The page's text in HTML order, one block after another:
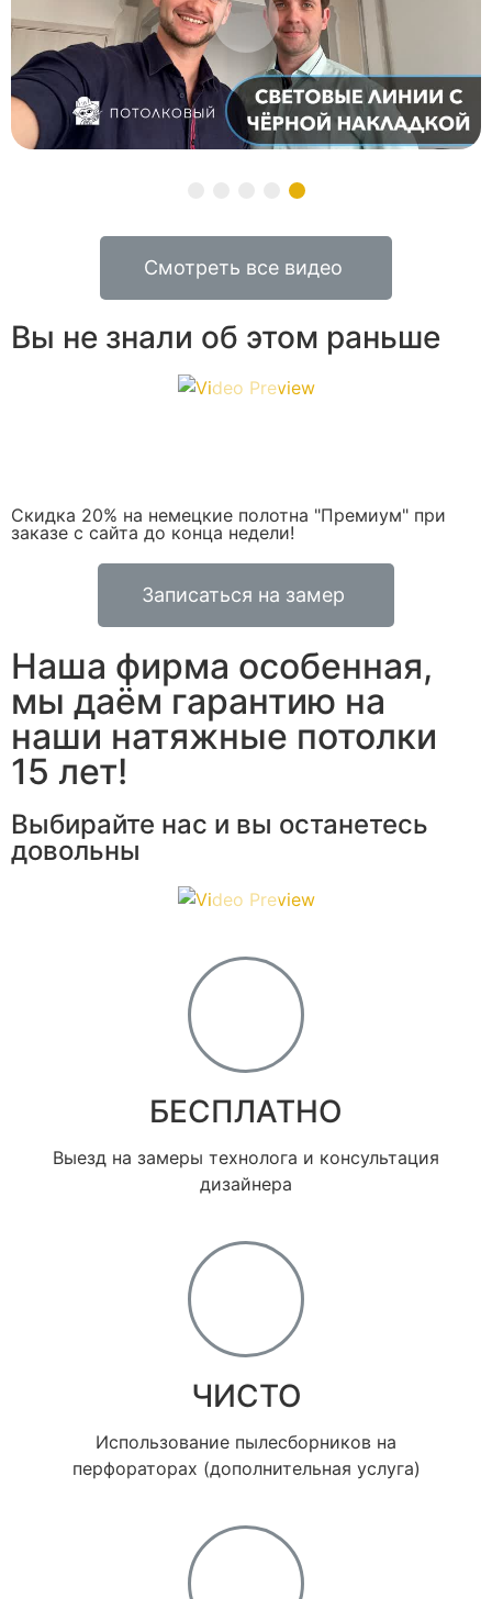
Смотреть все видео
Вы не знали об этом раньше
Скидка 20% на немецкие полотна "Премиум" при
заказе с сайта до конца недели!
Записаться на замер
Наша фирма особенная,
мы даём гарантию на
наши натяжные потолки
15 лет!
Выбирайте нас и вы останетесь
довольны
БЕСПЛАТНО
Выезд на замеры технолога и консультация
дизайнера
ЧИСТО
Использование пылесборников на
перфораторах (дополнительная услуга)